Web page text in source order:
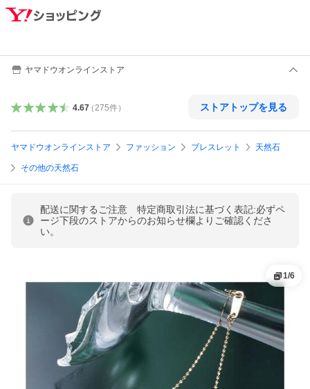
ヤマドウオンラインストア
4.67（ 275件） ストアトップを見る
ヤマドウオンラインストア ファッション ブレスレット 天然石
その他の天然石
配送に関するご注意 特定商取引法に基づく表記:必ずペ
ージ下段のストアからのお知らせ欄よりご確認くださ
い。
1/6